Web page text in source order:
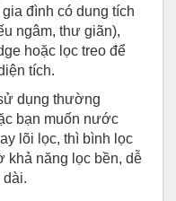
đình có dung tích
ngâm, thư giãn),
hoặc lọc treo để
tích.
dụng thường
bạn muốn nước
lõi lọc, thì bình lọc
khả năng lọc bền, dễ
dài.